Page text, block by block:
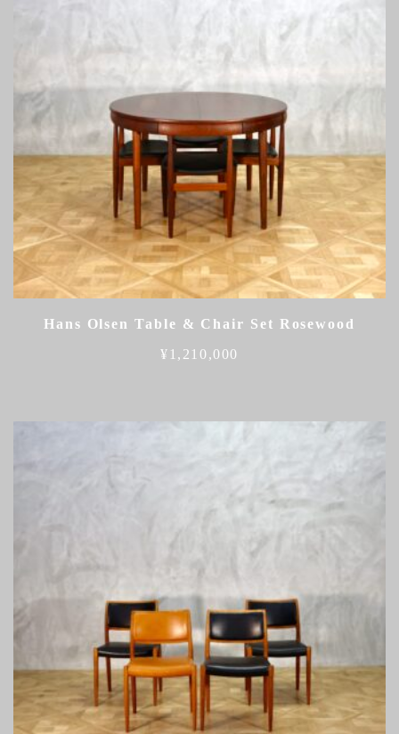
Hans Olsen Table & Chair Set Rosewood
¥ 1,210,000